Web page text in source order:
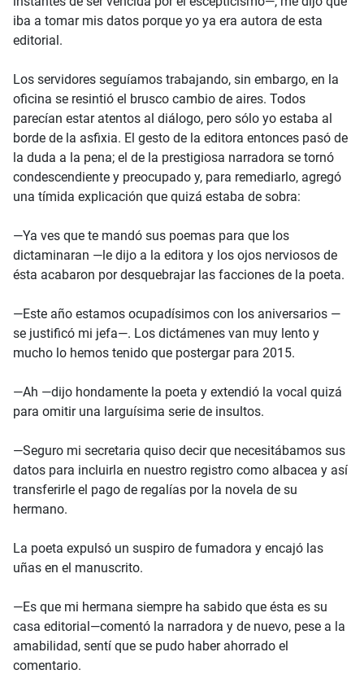
iba a tomar mis datos porque yo ya era autora de esta
editorial.
Los servidores seguíamos trabajando, sin embargo, en la
oficina se resintió el brusco cambio de aires. Todos
parecían estar atentos al diálogo, pero sólo yo estaba al
borde de la asfixia. El gesto de la editora entonces pasó de
la duda a la pena; el de la prestigiosa narradora se tornó
condescendiente y preocupado y, para remediarlo, agregó
una tímida explicación que quizá estaba de sobra:
—Ya ves que te mandó sus poemas para que los
dictaminaran —le dijo a la editora y los ojos nerviosos de
ésta acabaron por desquebrajar las facciones de la poeta.
—Este año estamos ocupadísimos con los aniversarios —
se justificó mi jefa—. Los dictámenes van muy lento y
mucho lo hemos tenido que postergar para 2015.
—Ah —dijo hondamente la poeta y extendió la vocal quizá
para omitir una larguísima serie de insultos.
—Seguro mi secretaria quiso decir que necesitábamos sus
datos para incluirla en nuestro registro como albacea y así
transferirle el pago de regalías por la novela de su
hermano.
La poeta expulsó un suspiro de fumadora y encajó las
uñas en el manuscrito.
—Es que mi hermana siempre ha sabido que ésta es su
casa editorial—comentó la narradora y de nuevo, pese a la
amabilidad, sentí que se pudo haber ahorrado el
comentario.